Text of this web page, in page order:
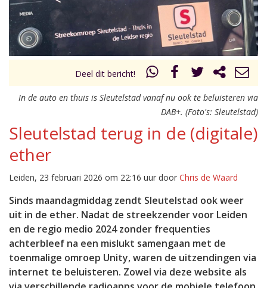
Deel dit bericht!
In de auto en thuis is Sleutelstad vanaf nu ook te beluisteren via
DAB+. (Foto's: Sleutelstad)
Sleutelstad terug in de (digitale)
ether
Leiden, 23 februari 2026 om 22:16 uur door Chris de Waard
Sinds maandagmiddag zendt Sleutelstad ook weer
uit in de ether. Nadat de streekzender voor Leiden
en de regio medio 2024 zonder frequenties
achterbleef na een mislukt samengaan met de
toenmalige omroep Unity, waren de uitzendingen via
internet te beluisteren. Zowel via deze website als